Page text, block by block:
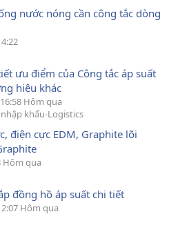
nước nóng cần công tắc dòng
ưu điểm của Công tắc áp suất
hiệu khác
Hôm qua
khẩu-Logistics
điện cực EDM, Graphite lõi
Hôm qua
đồng hồ áp suất chi tiết
Hôm qua